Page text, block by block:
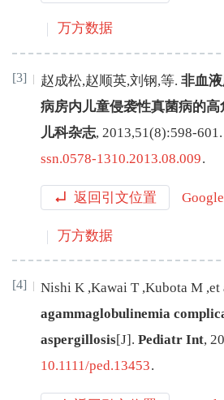
万方数据
[3] 赵成松,赵顺英,刘钢,等. 非血
病房内儿童侵袭性真菌病的高
儿科杂志, 2013,51(8):598-601 .
ssn.0578-1310.2013.08.009.
返回引文位置
万方数据
[4] Nishi K ,Kawai T ,Kubota M ,et
agammaglobulinemia
aspergillosis[J] . Pediatr Int,
10.1111/ped.13453.